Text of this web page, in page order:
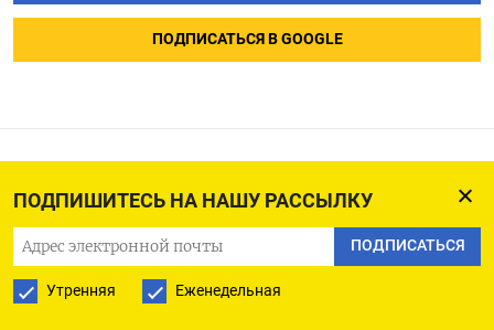
ПОДПИШИТЕСЬ НА НАШУ РАССЫЛКУ
ПОДПИСАТЬСЯ
Утренняя Еженедельная
ПОДПИСАТЬСЯ В GOOGLE
В Москве задержали экс-
полковника МВД,
организовавшего
«конвейер» по завозу